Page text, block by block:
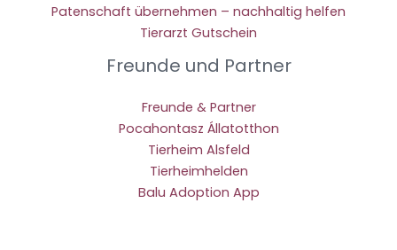
Patenschaft übernehmen – nachhaltig helfen
Tierarzt Gutschein
Freunde und Partner
Freunde & Partner
Pocahontasz Állatotthon
Tierheim Alsfeld
Tierheimhelden
Balu Adoption App